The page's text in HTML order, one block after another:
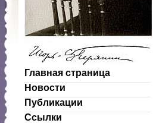
Главная страница
Новости
Публикации
Ссылки